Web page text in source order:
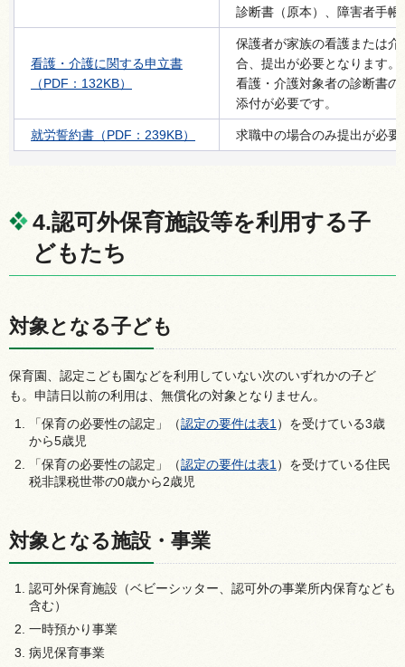
診断書（原本）、障害者手
看護・介護に関する申立書
（PDF：132KB）
保護者が家族の看護または
合、提出が必要となります。
看護・介護対象者の診断書
添付が必要です。
就労誓約書（PDF：239KB） 求職中の場合のみ提出が必要
4.認可外保育施設等を利用する子
どもたち
対象となる子ども
保育園、認定こども園などを利用していない次のいずれかの子ど
も。申請日以前の利用は、無償化の対象となりません。
「保育の必要性の認定」（認定の要件は表1 ）を受けている3歳
から5歳児
「保育の必要性の認定」（認定の要件は表1 ）を受けている住民
税非課税世帯の0歳から2歳児
対象となる施設・事業
認可外保育施設（ベビーシッター、認可外の事業所内保育なども
含む）
一時預かり事業
病児保育事業